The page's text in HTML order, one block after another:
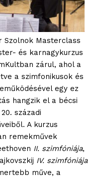
Szolnok Masterclass
és karnagykurzus
zárul, ahol a
a szimfonikusok és
egy ez
hangzik el a bécsi
századi
A kurzus
remekművek
II. szimfóniája,
IV. szimfóniája
műve, a